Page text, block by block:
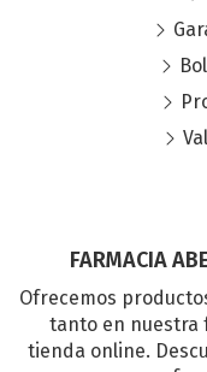
FARMACIA
Ofrecemos
tanto en nuestra
tienda online.